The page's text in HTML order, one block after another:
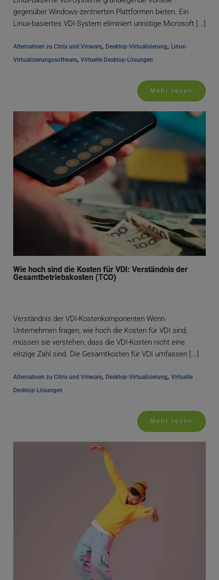
gegenüber Windows-zentrierten Plattformen bieten. Ein
Linux-basiertes VDI-System eliminiert unnötige Microsoft [...]
Alternativen zu Citrix und Vmware, Desktop-Virtualisierung, Linux-
Virtualisierungssoftware, Virtuelle Desktop-Lösungen
Mehr lesen
Wie hoch sind die Kosten für VDI: Verständnis der
Gesamtbetriebskosten (TCO)
Verständnis der VDI-Kostenkomponenten Wenn
Unternehmen fragen, wie hoch die Kosten für VDI sind,
müssen sie verstehen, dass die VDI-Kosten nicht eine
einzige Zahl sind. Die Gesamtkosten für VDI umfassen [...]
Alternativen zu Citrix und Vmware, Desktop-Virtualisierung, Virtuelle
Desktop-Lösungen
Mehr lesen